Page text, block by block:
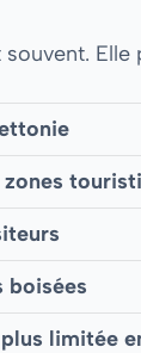
boisées
limitée